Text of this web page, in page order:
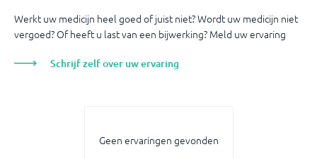
Werkt uw medicijn heel goed of juist niet? Wordt uw medicijn niet
vergoed? Of heeft u last van een bijwerking? Meld uw ervaring
Schrijf zelf over uw ervaring
Geen ervaringen gevonden